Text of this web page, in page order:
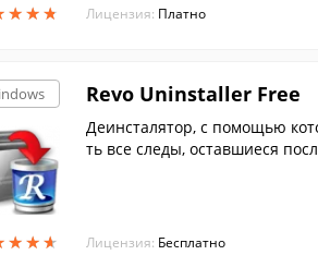
★★★
★★★ Лицензия: Платно
★★★
★★★
Revo Uninstaller Free
Деинсталятор, с помощью
ть все следы, оставшиеся
Лицензия: Бесплатно